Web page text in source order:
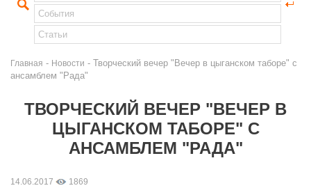
Главная - Новости - Творческий вечер "Вечер в цыганском таборе" с
ансамблем "Рада"
ТВОРЧЕСКИЙ ВЕЧЕР "ВЕЧЕР В
ЦЫГАНСКОМ ТАБОРЕ" С
АНСАМБЛЕМ "РАДА"
14.06.2017 1869